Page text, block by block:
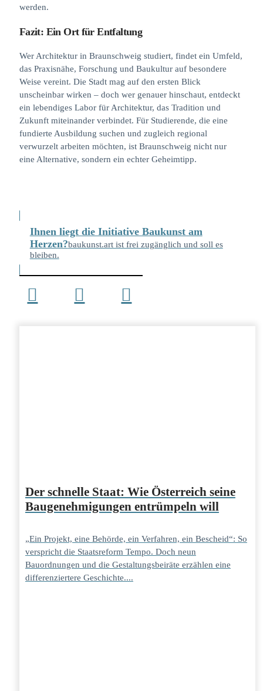
werden.
Fazit: Ein Ort für Entfaltung
Wer Architektur in Braunschweig studiert, findet ein Umfeld,
das Praxisnähe, Forschung und Baukultur auf besondere
Weise vereint. Die Stadt mag auf den ersten Blick
unscheinbar wirken – doch wer genauer hinschaut, entdeckt
ein lebendiges Labor für Architektur, das Tradition und
Zukunft miteinander verbindet. Für Studierende, die eine
fundierte Ausbildung suchen und zugleich regional
verwurzelt arbeiten möchten, ist Braunschweig nicht nur
eine Alternative, sondern ein echter Geheimtipp.
Ihnen liegt die Initiative Baukunst am
Herzen?baukunst.art ist frei zugänglich und soll es
bleiben.
Der schnelle Staat: Wie Österreich seine
Baugenehmigungen entrümpeln will
„Ein Projekt, eine Behörde, ein Verfahren, ein Bescheid“: So
verspricht die Staatsreform Tempo. Doch neun
Bauordnungen und die Gestaltungsbeiräte erzählen eine
differenziertere Geschichte....